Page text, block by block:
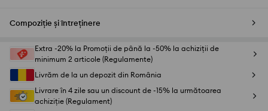
Compoziție și întreținere
Extra -20% la Promoții de până la -50% la achiziții de
minimum 2 articole (Regulamente)
Livrăm de la un depozit din România
Livrare în 4 zile sau un discount de -15% la următoarea
achiziție (Regulament)